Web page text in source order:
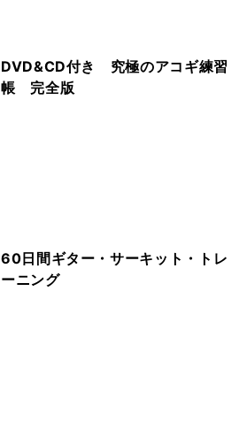
DVD&CD付き 究極のアコギ練習
帳 完全版
60日間ギター・サーキット・トレ
ーニング